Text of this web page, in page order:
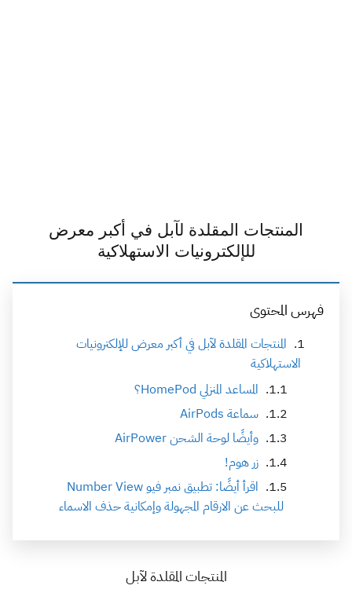
المنتجات المقلدة لآبل في أكبر معرض
للإلكترونيات الاستهلاكية
فهرس المحتوى
المنتجات المقلدة لآبل في أكبر معرض للإلكترونيات
الاستهلاكية
المساعد المنزلي HomePod؟
سماعة AirPods
وأيضًا لوحة الشحن AirPower
زر هوم!
اقرأ أيضًا: تطبيق نمبر فيو Number View
للبحث عن الارقام المجهولة وإمكانية حذف الاسماء
المنتجات المقلدة لآبل